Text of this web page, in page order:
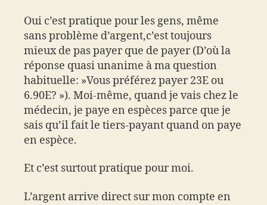
Oui c’est pratique pour les gens, même
sans problème d’argent,c’est toujours
mieux de pas payer que de payer (D’où la
réponse quasi unanime à ma question
habituelle: »Vous préférez payer 23E ou
6.90E? »). Moi-même, quand je vais chez le
médecin, je paye en espèces parce que je
sais qu’il fait le tiers-payant quand on paye
en espèce.
Et c’est surtout pratique pour moi.
L’argent arrive direct sur mon compte en